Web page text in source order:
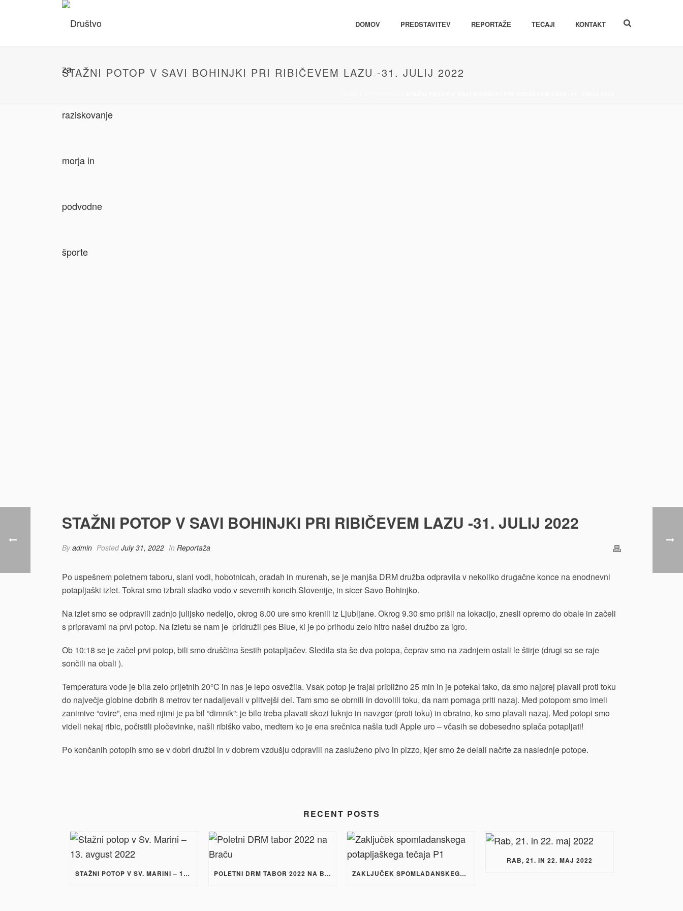
DOMOV PREDSTAVITEV REPORTAŽE TEČAJI KONTAKT
STAŽNI POTOP V SAVI BOHINJKI PRI RIBIČEVEM LAZU -31. JULIJ 2022
STAŽNI POTOP V SAVI BOHINJKI PRI RIBIČEVEM LAZU -31. JULIJ 2022
Byadmin PostedJuly 31, 2022 In Reportaža
Po uspešnem poletnem taboru, slani vodi, hobotnicah, oradah in murenah, se je manjša DRM družba odpravila v nekoliko drugačne konce na enodnevni
potapljaški izlet. Tokrat smo izbrali sladko vodo v severnih koncih Slovenije, in sicer Savo Bohinjko.
Na izlet smo se odpravili zadnjo julijsko nedeljo, okrog 8.00 ure smo krenili iz Ljubljane. Okrog 9.30 smo prišli na lokacijo, znesli opremo do obale in začeli
s pripravami na prvi potop. Na izletu se nam je pridružil pes Blue, ki je po prihodu zelo hitro našel družbo za igro.
Ob 10:18 se je začel prvi potop, bili smo druščina šestih potapljačev. Sledila sta še dva potopa, čeprav smo na zadnjem ostali le štirje (drugi so se raje
sončili na obali ).
Temperatura vode je bila zelo prijetnih 20°C in nas je lepo osvežila. Vsak potop je trajal približno 25 min in je potekal tako, da smo najprej plavali proti toku
do največje globine dobrih 8 metrov ter nadaljevali v plitvejši del. Tam smo se obrnili in dovolili toku, da nam pomaga priti nazaj. Med potopom smo imeli
zanimive “ovire”, ena med njimi je pa bil “dimnik”: je bilo treba plavati skozi luknjo in navzgor (proti toku) in obratno, ko smo plavali nazaj. Med potopi smo
videli nekaj ribic, počistili pločevinke, našli ribiško vabo, medtem ko je ena srečnica našla tudi Apple uro – včasih se dobesedno splača potapljati!
Po končanih potopih smo se v dobri družbi in v dobrem vzdušju odpravili na zasluženo pivo in pizzo, kjer smo že delali načrte za naslednje potope.
RECENT POSTS
STAŽNI POTOP V SV. MARINI – 13. AVGUST 2022 POLETNI DRM TABOR 2022 NA BRAČU ZAKLJUČEK SPOMLADANSKEGA POTAPLJAŠKEGA TEČAJA P1
RAB, 21. IN 22. MAJ 2022